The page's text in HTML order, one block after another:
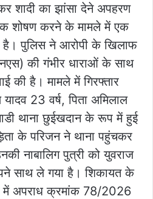
शादी का झांसा देने अपहरण
शोषण करने के मामले में एक
है। पुलिस ने आरोपी के खिलाफ
की गंभीर धाराओं के साथ
की है। मामले में गिरफ्तार
23 वर्ष, पिता अमिलाल
थाना छुईखदान के रूप में हुई
के परिजन ने थाना पहुंचकर
नाबालिग पुत्री को युवराज
साथ ले गया है। शिकायत के
में अपराध क्रमांक 78/2026